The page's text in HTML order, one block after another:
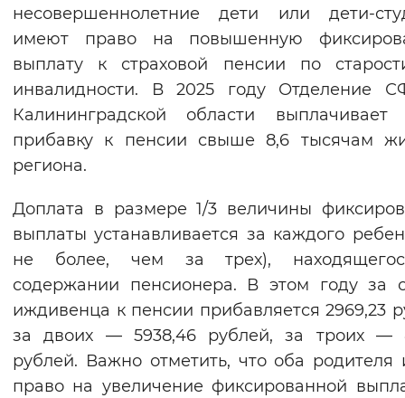
Монохромный Инверсивный
Синий фон
Изображения
Включены Выключены
Воспроизвести Остановить
Вернуть стандартные настройки
несовершеннолетние дети или дети-
имеют право на повышенную
выплату к страховой пенсии по
инвалидности. В 2025 году Отделение
Калининградской области выплачивает
прибавку к пенсии свыше 8,6 тысячам
региона.
Доплата в размере 1/3 величины
выплаты устанавливается за каждого
не более, чем за трех),
содержании пенсионера. В этом году за
иждивенца к пенсии прибавляется 2969,23
за двоих — 5938,46 рублей, за троих —
рублей. Важно отметить, что оба родителя
право на увеличение фиксированной